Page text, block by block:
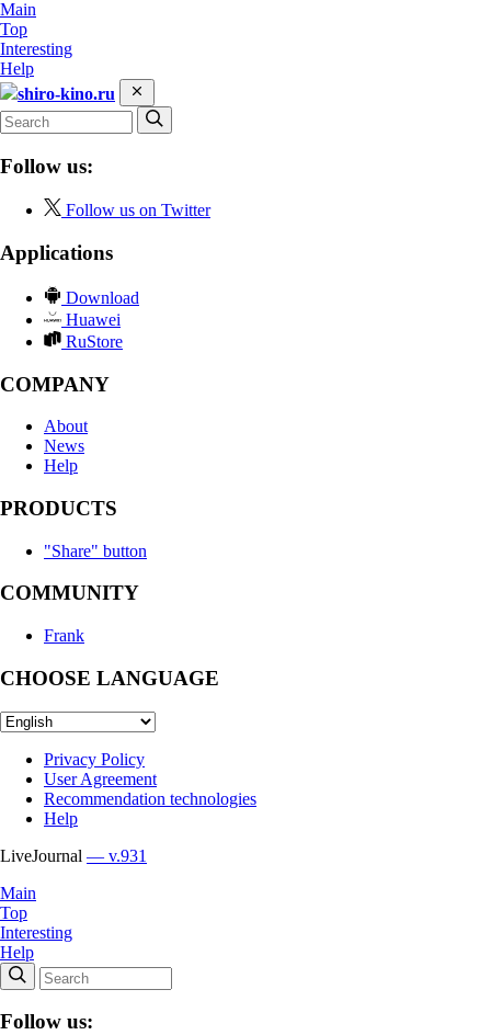
Main
Top
Interesting
Help
shiro-kino.ru
Follow us:
Follow us on Twitter
Applications
Download
Huawei
RuStore
COMPANY
About
News
Help
PRODUCTS
"Share" button
COMMUNITY
Frank
CHOOSE LANGUAGE
Privacy Policy
User Agreement
Recommendation technologies
Help
LiveJournal — v.931
Main
Top
Interesting
Help
Follow us: